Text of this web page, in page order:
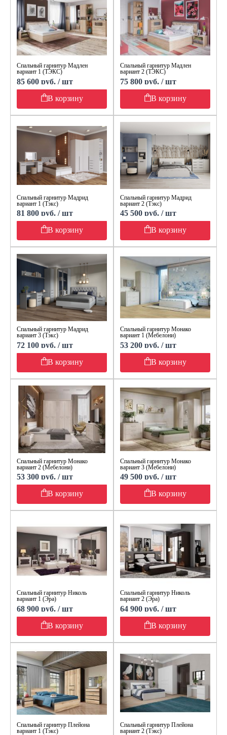
Спальный гарнитур Мадлен
вариант 1 (ТЭКС)
85 600 руб. / шт
В корзину
Спальный гарнитур Мадлен
вариант 2 (ТЭКС)
75 800 руб. / шт
В корзину
Спальный гарнитур Мадрид
вариант 1 (Тэкс)
81 800 руб. / шт
В корзину
Спальный гарнитур Мадрид
вариант 2 (Тэкс)
45 500 руб. / шт
В корзину
Спальный гарнитур Мадрид
вариант 3 (Тэкс)
72 100 руб. / шт
В корзину
Спальный гарнитур Монако
вариант 1 (Мебелони)
53 200 руб. / шт
В корзину
Спальный гарнитур Монако
вариант 2 (Мебелони)
53 300 руб. / шт
В корзину
Спальный гарнитур Монако
вариант 3 (Мебелони)
49 500 руб. / шт
В корзину
Спальный гарнитур Николь
вариант 1 (Эра)
68 900 руб. / шт
В корзину
Спальный гарнитур Николь
вариант 2 (Эра)
64 900 руб. / шт
В корзину
Спальный гарнитур Плейона
вариант 1 (Тэкс)
Спальный гарнитур Плейона
вариант 2 (Тэкс)